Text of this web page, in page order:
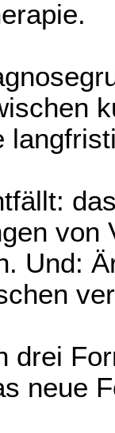
von
Und:
drei
neue